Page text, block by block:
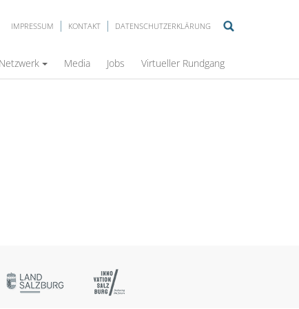
IMPRESSUM KONTAKT DATENSCHUTZERKLÄRUNG
Netzwerk Media Jobs Virtueller Rundgang